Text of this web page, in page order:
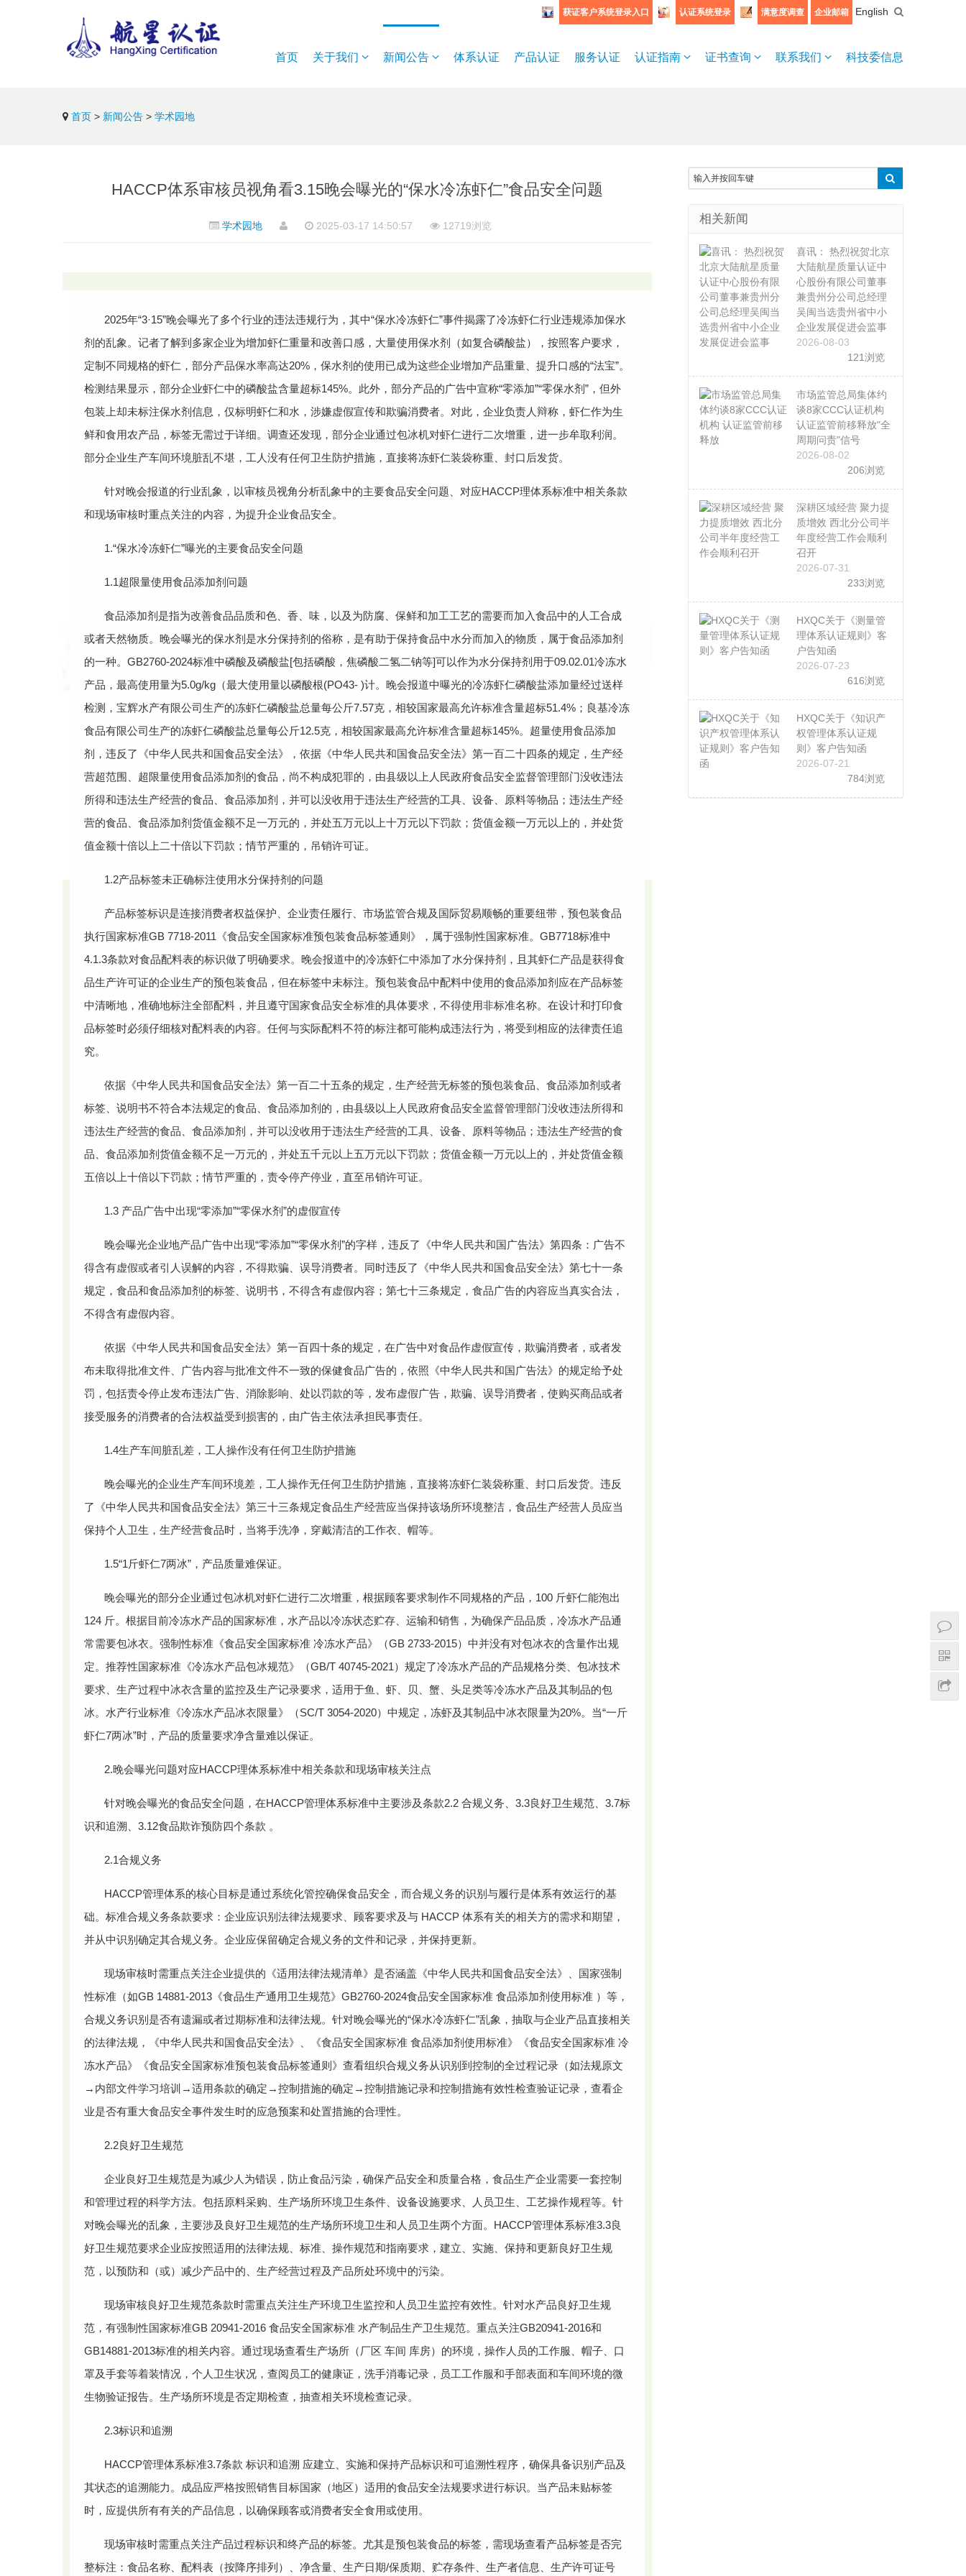
获证客户系统登录入口 认证系统登录 满意度调查 企业邮箱 English
首页 关于我们 新闻公告 体系认证 产品认证 服务认证 认证指南 证书查询 联系我们 科技委信息
首页 > 新闻公告 > 学术园地
HACCP体系审核员视角看3.15晚会曝光的“保水冷冻虾仁”食品安全问题
学术园地 2025-03-17 14:50:57 12719浏览
2025年“3·15”晚会曝光了多个行业的违法违规行为，其中“保水冷冻虾仁”事件揭露了冷冻虾仁行业违规添加保水
剂的乱象。记者了解到多家企业为增加虾仁重量和改善口感，大量使用保水剂（如复合磷酸盐），按照客户要求，
定制不同规格的虾仁，部分产品保水率高达20%，保水剂的使用已成为这些企业增加产品重量、提升口感的“法宝”。
检测结果显示，部分企业虾仁中的磷酸盐含量超标145%。此外，部分产品的广告中宣称“零添加”“零保水剂”，但外
包装上却未标注保水剂信息，仅标明虾仁和水，涉嫌虚假宣传和欺骗消费者。对此，企业负责人辩称，虾仁作为生
鲜和食用农产品，标签无需过于详细。调查还发现，部分企业通过包冰机对虾仁进行二次增重，进一步牟取利润。
部分企业生产车间环境脏乱不堪，工人没有任何卫生防护措施，直接将冻虾仁装袋称重、封口后发货。
针对晚会报道的行业乱象，以审核员视角分析乱象中的主要食品安全问题、对应HACCP理体系标准中相关条款
和现场审核时重点关注的内容，为提升企业食品安全。
1.“保水冷冻虾仁”曝光的主要食品安全问题
1.1超限量使用食品添加剂问题
食品添加剂是指为改善食品品质和色、香、味，以及为防腐、保鲜和加工工艺的需要而加入食品中的人工合成
或者天然物质。晚会曝光的保水剂是水分保持剂的俗称，是有助于保持食品中水分而加入的物质，属于食品添加剂
的一种。GB2760-2024标准中磷酸及磷酸盐[包括磷酸，焦磷酸二氢二钠等]可以作为水分保持剂用于09.02.01冷冻水
产品，最高使用量为5.0g/kg（最大使用量以磷酸根(PO43- )计。晚会报道中曝光的冷冻虾仁磷酸盐添加量经过送样
检测，宝辉水产有限公司生产的冻虾仁磷酸盐总量每公斤7.57克，相较国家最高允许标准含量超标51.4%；良基冷冻
食品有限公司生产的冻虾仁磷酸盐总量每公斤12.5克，相较国家最高允许标准含量超标145%。超量使用食品添加
剂，违反了《中华人民共和国食品安全法》，依据《中华人民共和国食品安全法》第一百二十四条的规定，生产经
营超范围、超限量使用食品添加剂的食品，尚不构成犯罪的，由县级以上人民政府食品安全监督管理部门没收违法
所得和违法生产经营的食品、食品添加剂，并可以没收用于违法生产经营的工具、设备、原料等物品；违法生产经
营的食品、食品添加剂货值金额不足一万元的，并处五万元以上十万元以下罚款；货值金额一万元以上的，并处货
值金额十倍以上二十倍以下罚款；情节严重的，吊销许可证。
1.2产品标签未正确标注使用水分保持剂的问题
产品标签标识是连接消费者权益保护、企业责任履行、市场监管合规及国际贸易顺畅的重要纽带，预包装食品
执行国家标准GB 7718-2011《食品安全国家标准预包装食品标签通则》，属于强制性国家标准。GB7718标准中
4.1.3条款对食品配料表的标识做了明确要求。晚会报道中的冷冻虾仁中添加了水分保持剂，且其虾仁产品是获得食
品生产许可证的企业生产的预包装食品，但在标签中未标注。预包装食品中配料中使用的食品添加剂应在产品标签
中清晰地，准确地标注全部配料，并且遵守国家食品安全标准的具体要求，不得使用非标准名称。在设计和打印食
品标签时必须仔细核对配料表的内容。任何与实际配料不符的标注都可能构成违法行为，将受到相应的法律责任追
究。
依据《中华人民共和国食品安全法》第一百二十五条的规定，生产经营无标签的预包装食品、食品添加剂或者
标签、说明书不符合本法规定的食品、食品添加剂的，由县级以上人民政府食品安全监督管理部门没收违法所得和
违法生产经营的食品、食品添加剂，并可以没收用于违法生产经营的工具、设备、原料等物品；违法生产经营的食
品、食品添加剂货值金额不足一万元的，并处五千元以上五万元以下罚款；货值金额一万元以上的，并处货值金额
五倍以上十倍以下罚款；情节严重的，责令停产停业，直至吊销许可证。
1.3 产品广告中出现“零添加”“零保水剂”的虚假宣传
晚会曝光企业地产品广告中出现“零添加”“零保水剂”的字样，违反了《中华人民共和国广告法》第四条：广告不
得含有虚假或者引人误解的内容，不得欺骗、误导消费者。同时违反了《中华人民共和国食品安全法》第七十一条
规定，食品和食品添加剂的标签、说明书，不得含有虚假内容；第七十三条规定，食品广告的内容应当真实合法，
不得含有虚假内容。
依据《中华人民共和国食品安全法》第一百四十条的规定，在广告中对食品作虚假宣传，欺骗消费者，或者发
布未取得批准文件、广告内容与批准文件不一致的保健食品广告的，依照《中华人民共和国广告法》的规定给予处
罚，包括责令停止发布违法广告、消除影响、处以罚款的等，发布虚假广告，欺骗、误导消费者，使购买商品或者
接受服务的消费者的合法权益受到损害的，由广告主依法承担民事责任。
1.4生产车间脏乱差，工人操作没有任何卫生防护措施
晚会曝光的企业生产车间环境差，工人操作无任何卫生防护措施，直接将冻虾仁装袋称重、封口后发货。违反
了《中华人民共和国食品安全法》第三十三条规定食品生产经营应当保持该场所环境整洁，食品生产经营人员应当
保持个人卫生，生产经营食品时，当将手洗净，穿戴清洁的工作衣、帽等。
1.5“1斤虾仁7两冰”，产品质量难保证。
晚会曝光的部分企业通过包冰机对虾仁进行二次增重，根据顾客要求制作不同规格的产品，100 斤虾仁能泡出
124 斤。根据目前冷冻水产品的国家标准，水产品以冷冻状态贮存、运输和销售，为确保产品品质，冷冻水产品通
常需要包冰衣。强制性标准《食品安全国家标准 冷冻水产品》（GB 2733-2015）中并没有对包冰衣的含量作出规
定。推荐性国家标准《冷冻水产品包冰规范》（GB/T 40745-2021）规定了冷冻水产品的产品规格分类、包冰技术
要求、生产过程中冰衣含量的监控及生产记录要求，适用于鱼、虾、贝、蟹、头足类等冷冻水产品及其制品的包
冰。水产行业标准《冷冻水产品冰衣限量》（SC/T 3054-2020）中规定，冻虾及其制品中冰衣限量为20%。当“一斤
虾仁7两冰”时，产品的质量要求净含量难以保证。
2.晚会曝光问题对应HACCP理体系标准中相关条款和现场审核关注点
针对晚会曝光的食品安全问题，在HACCP管理体系标准中主要涉及条款2.2 合规义务、3.3良好卫生规范、3.7标
识和追溯、3.12食品欺诈预防四个条款 。
2.1合规义务
HACCP管理体系的核心目标是通过系统化管控确保食品安全，而合规义务的识别与履行是体系有效运行的基
础。标准合规义务条款要求：企业应识别法律法规要求、顾客要求及与 HACCP 体系有关的相关方的需求和期望，
并从中识别确定其合规义务。企业应保留确定合规义务的文件和记录，并保持更新。
现场审核时需重点关注企业提供的《适用法律法规清单》是否涵盖《中华人民共和国食品安全法》、国家强制
性标准（如GB 14881-2013《食品生产通用卫生规范》GB2760-2024食品安全国家标准 食品添加剂使用标准 ）等，
合规义务识别是否有遗漏或者过期标准和法律法规。针对晚会曝光的“保水冷冻虾仁”乱象，抽取与企业产品直接相关
的法律法规，《中华人民共和国食品安全法》、《食品安全国家标准 食品添加剂使用标准》《食品安全国家标准 冷
冻水产品》《食品安全国家标准预包装食品标签通则》查看组织合规义务从识别到控制的全过程记录（如法规原文
→内部文件学习培训→适用条款的确定→控制措施的确定→控制措施记录和控制措施有效性检查验证记录，查看企
业是否有重大食品安全事件发生时的应急预案和处置措施的合理性。
2.2良好卫生规范
企业良好卫生规范是为减少人为错误，防止食品污染，确保产品安全和质量合格，食品生产企业需要一套控制
和管理过程的科学方法。包括原料采购、生产场所环境卫生条件、设备设施要求、人员卫生、工艺操作规程等。针
对晚会曝光的乱象，主要涉及良好卫生规范的生产场所环境卫生和人员卫生两个方面。HACCP管理体系标准3.3良
好卫生规范要求企业应按照适用的法律法规、标准、操作规范和指南要求，建立、实施、保持和更新良好卫生规
范，以预防和（或）减少产品中的、生产经营过程及产品所处环境中的污染。
现场审核良好卫生规范条款时需重点关注生产环境卫生监控和人员卫生监控有效性。针对水产品良好卫生规
范，有强制性国家标准GB 20941-2016 食品安全国家标准 水产制品生产卫生规范。重点关注GB20941-2016和
GB14881-2013标准的相关内容。通过现场查看生产场所（厂区 车间 库房）的环境，操作人员的工作服、帽子、口
罩及手套等着装情况，个人卫生状况，查阅员工的健康证，洗手消毒记录，员工工作服和手部表面和车间环境的微
生物验证报告。生产场所环境是否定期检查，抽查相关环境检查记录。
2.3标识和追溯
HACCP管理体系标准3.7条款 标识和追溯 应建立、实施和保持产品标识和可追溯性程序，确保具备识别产品及
其状态的追溯能力。成品应严格按照销售目标国家（地区）适用的食品安全法规要求进行标识。当产品未贴标签
时，应提供所有有关的产品信息，以确保顾客或消费者安全食用或使用。
现场审核时需重点关注产品过程标识和终产品的标签。尤其是预包装食品的标签，需现场查看产品标签是否完
整标注：食品名称、配料表（按降序排列）、净含量、生产日期/保质期、贮存条件、生产者信息、生产许可证号
相关新闻
喜讯： 热烈祝贺北京
大陆航星质量认证中
心股份有限公司董事
兼贵州分公司总经理
吴闽当选贵州省中小
企业发展促进会监事
2026-08-03
121浏览
市场监管总局集体约
谈8家CCC认证机构
认证监管前移释放"全
周期问责"信号
2026-08-02
206浏览
深耕区域经营 聚力提
质增效 西北分公司半
年度经营工作会顺利
召开
2026-07-31
233浏览
HXQC关于《测量管
理体系认证规则》客
户告知函
2026-07-23
616浏览
HXQC关于《知识产
权管理体系认证规
则》客户告知函
2026-07-21
784浏览